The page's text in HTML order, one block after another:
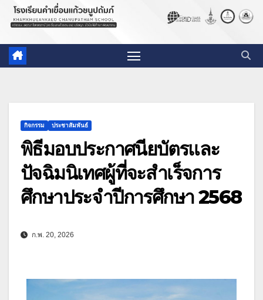
กิจกรรม ประชาสัมพันธ์
พิธีมอบประกาศนียบัตรและ
ปัจฉิมนิเทศผู้ที่จะสำเร็จการ
ศึกษาประจำปีการศึกษา 2568
ก.พ. 20, 2026